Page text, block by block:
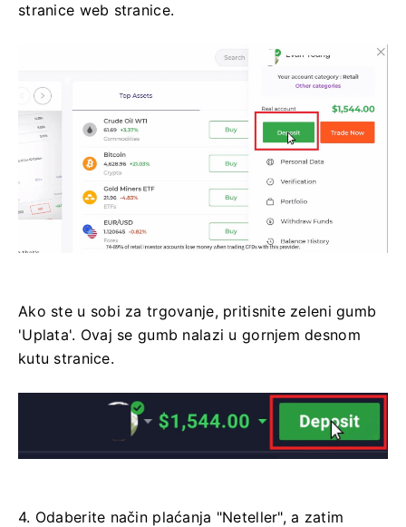
stranice web stranice.
Ako ste u sobi za trgovanje, pritisnite zeleni gumb
'Uplata'. Ovaj se gumb nalazi u gornjem desnom
kutu stranice.
4. Odaberite način plaćanja "Neteller", a zatim